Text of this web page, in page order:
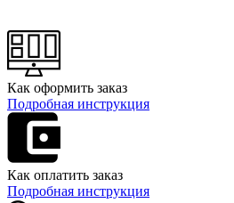
Как оформить заказ
Подробная инструкция
Как оплатить заказ
Подробная инструкция